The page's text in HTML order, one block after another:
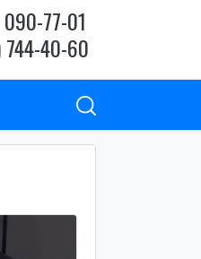
77-01
40-60